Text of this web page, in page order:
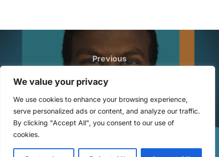
We value your privacy
We use cookies to enhance your browsing experience,
serve personalized ads or content, and analyze our traffic.
By clicking "Accept All", you consent to our use of
cookies.
Beitragsnavigation
Previous
Previous
179: Teambuilding dank Salz und
Pfeffer mit Mayuran Sunderesan